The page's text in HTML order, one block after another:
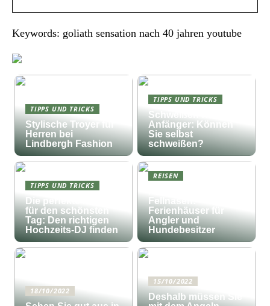
Keywords: goliath sensation nach 40 jahren youtube
TIPPS UND TRICKS
Stylische Troyer für
Herren bei
Lindbergh Fashion
TIPPS UND TRICKS
Schweißen für
Anfänger: Können
Sie selbst
schweißen?
TIPPS UND TRICKS
Die perfekte Musik
für den schönsten
Tag: Den richtigen
Hochzeits-DJ finden
REISEN
Fellnasen:
Ferienhäuser für
Angler und
Hundebesitzer
18/10/2022
15/10/2022
Deshalb müssen Sie